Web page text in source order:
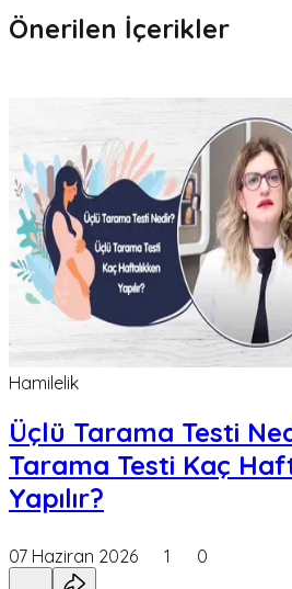
Önerilen İçerikler
Hamilelik
Üçlü Tarama Testi
Tarama Testi Kaç
Yapılır?
07 Haziran 2026 1 0